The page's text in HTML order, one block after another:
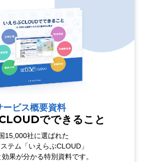
ービス概要資料
でできること
15,000社に選ばれた
テム「いえらぶCLOUD」
果が分かる特別資料です。